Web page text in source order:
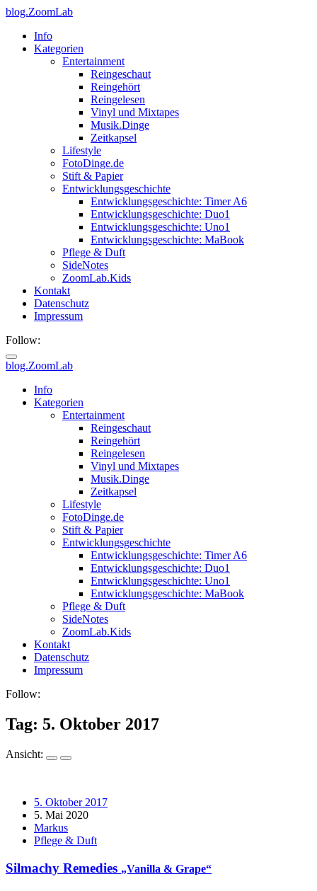
blog.ZoomLab
Info
Kategorien
Entertainment
Reingeschaut
Reingehört
Reingelesen
Vinyl und Mixtapes
Musik.Dinge
Zeitkapsel
Lifestyle
FotoDinge.de
Stift & Papier
Entwicklungsgeschichte
Entwicklungsgeschichte: Timer A6
Entwicklungsgeschichte: Duo1
Entwicklungsgeschichte: Uno1
Entwicklungsgeschichte: MaBook
Pflege & Duft
SideNotes
ZoomLab.Kids
Kontakt
Datenschutz
Impressum
Follow:
blog.ZoomLab
ZoomLab
Info
Kategorien
Entertainment
Reingeschaut
Reingehört
Reingelesen
Vinyl und Mixtapes
Musik.Dinge
Zeitkapsel
Lifestyle
FotoDinge.de
Stift & Papier
Entwicklungsgeschichte
Entwicklungsgeschichte: Timer A6
Entwicklungsgeschichte: Duo1
Entwicklungsgeschichte: Uno1
Entwicklungsgeschichte: MaBook
Pflege & Duft
SideNotes
ZoomLab.Kids
Kontakt
Datenschutz
Impressum
Follow:
Tag: 5. Oktober 2017
Ansicht:
5. Oktober 2017
5. Mai 2020
Markus
Pflege & Duft
Silmachy Remedies „Vanilla & Grape“